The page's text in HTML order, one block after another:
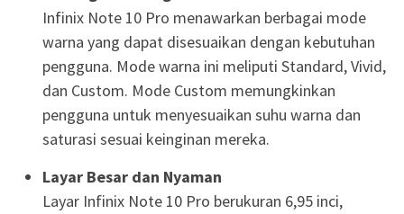
Infinix Note 10 Pro menawarkan berbagai mode
warna yang dapat disesuaikan dengan kebutuhan
pengguna. Mode warna ini meliputi Standard, Vivid,
dan Custom. Mode Custom memungkinkan
pengguna untuk menyesuaikan suhu warna dan
saturasi sesuai keinginan mereka.
Layar Besar dan Nyaman
Layar Infinix Note 10 Pro berukuran 6,95 inci,